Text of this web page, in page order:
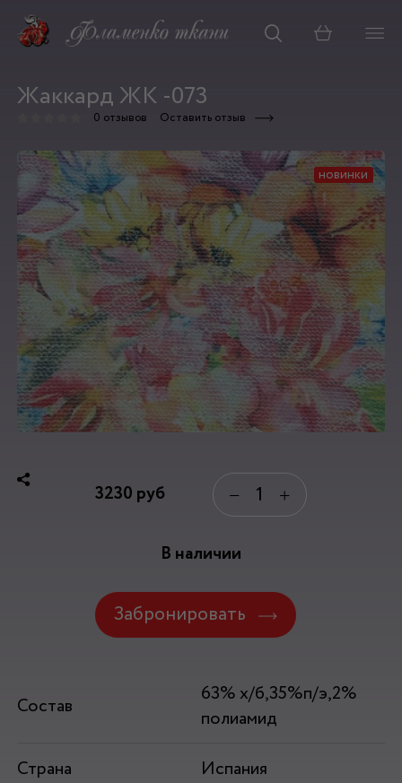
Корзина
Жаккард ЖК -073
0 отзывов Оставить отзыв
новинки
3230 руб − +
В наличии
Забронировать
Состав
63% х/б,35%п/э,2%
полиамид
Страна
Испания